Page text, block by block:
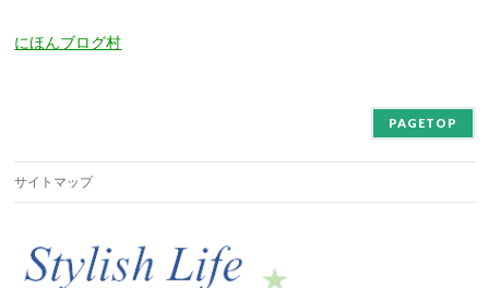
にほんブログ村
PAGETOP
サイトマップ